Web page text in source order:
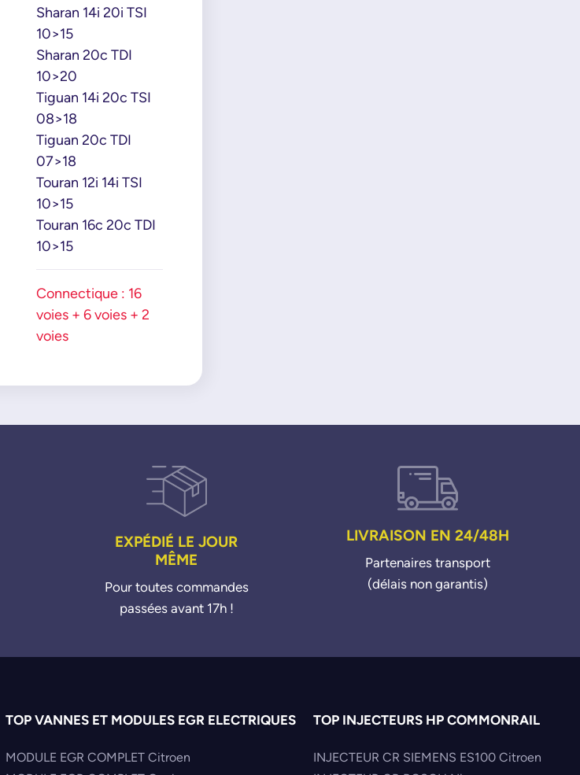
Sharan 14i 20i TSI
10>15
Sharan 20c TDI
10>20
Tiguan 14i 20c TSI
08>18
Tiguan 20c TDI
07>18
Touran 12i 14i TSI
10>15
Touran 16c 20c TDI
10>15
Connectique : 16
voies + 6 voies + 2
voies
EXPÉDIÉ LE JOUR
MÊME
Pour toutes commandes
passées avant 17h !
LIVRAISON EN 24/48H
Partenaires transport
(délais non garantis)
TOP VANNES ET MODULES EGR ELECTRIQUES
MODULE EGR COMPLET Citroen
TOP INJECTEURS HP COMMONRAIL
INJECTEUR CR SIEMENS ES100 Citroen